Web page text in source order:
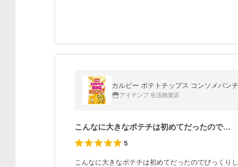
カルビー ポテトチップス コンソメパン
アイテンプ 生活雑貨店
こんなに大きなポテチは初めてだったので…
5